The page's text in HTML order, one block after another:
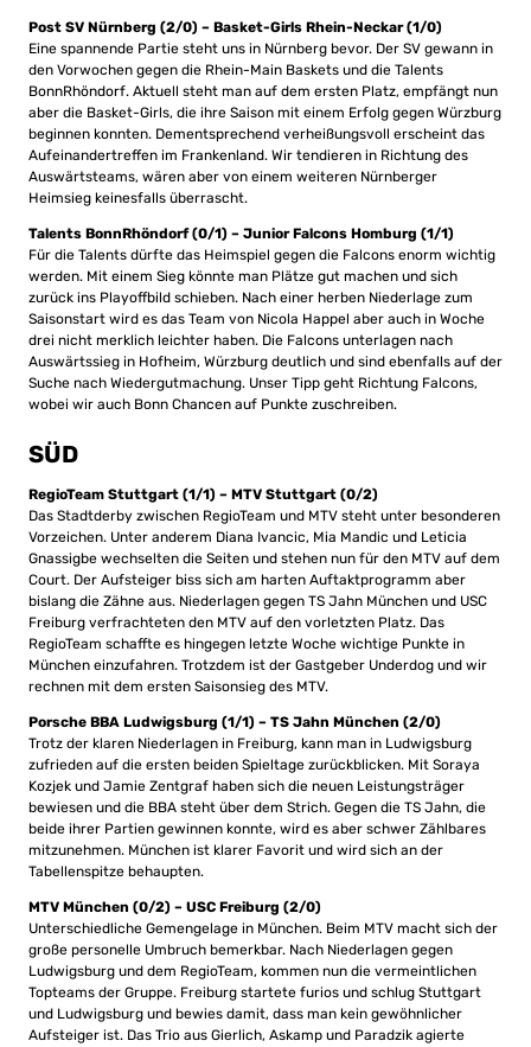
Post SV Nürnberg (2/0) – Basket-Girls Rhein-Neckar (1/0)
Eine spannende Partie steht uns in Nürnberg bevor. Der SV gewann in
den Vorwochen gegen die Rhein-Main Baskets und die Talents
BonnRhöndorf. Aktuell steht man auf dem ersten Platz, empfängt nun
aber die Basket-Girls, die ihre Saison mit einem Erfolg gegen Würzburg
beginnen konnten. Dementsprechend verheißungsvoll erscheint das
Aufeinandertreffen im Frankenland. Wir tendieren in Richtung des
Auswärtsteams, wären aber von einem weiteren Nürnberger
Heimsieg keinesfalls überrascht.
Talents BonnRhöndorf (0/1) – Junior Falcons Homburg (1/1)
Für die Talents dürfte das Heimspiel gegen die Falcons enorm wichtig
werden. Mit einem Sieg könnte man Plätze gut machen und sich
zurück ins Playoffbild schieben. Nach einer herben Niederlage zum
Saisonstart wird es das Team von Nicola Happel aber auch in Woche
drei nicht merklich leichter haben. Die Falcons unterlagen nach
Auswärtssieg in Hofheim, Würzburg deutlich und sind ebenfalls auf der
Suche nach Wiedergutmachung. Unser Tipp geht Richtung Falcons,
wobei wir auch Bonn Chancen auf Punkte zuschreiben.
SÜD
RegioTeam Stuttgart (1/1) – MTV Stuttgart (0/2)
Das Stadtderby zwischen RegioTeam und MTV steht unter besonderen
Vorzeichen. Unter anderem Diana Ivancic, Mia Mandic und Leticia
Gnassigbe wechselten die Seiten und stehen nun für den MTV auf dem
Court. Der Aufsteiger biss sich am harten Auftaktprogramm aber
bislang die Zähne aus. Niederlagen gegen TS Jahn München und USC
Freiburg verfrachteten den MTV auf den vorletzten Platz. Das
RegioTeam schaffte es hingegen letzte Woche wichtige Punkte in
München einzufahren. Trotzdem ist der Gastgeber Underdog und wir
rechnen mit dem ersten Saisonsieg des MTV.
Porsche BBA Ludwigsburg (1/1) – TS Jahn München (2/0)
Trotz der klaren Niederlagen in Freiburg, kann man in Ludwigsburg
zufrieden auf die ersten beiden Spieltage zurückblicken. Mit Soraya
Kozjek und Jamie Zentgraf haben sich die neuen Leistungsträger
bewiesen und die BBA steht über dem Strich. Gegen die TS Jahn, die
beide ihrer Partien gewinnen konnte, wird es aber schwer Zählbares
mitzunehmen. München ist klarer Favorit und wird sich an der
Tabellenspitze behaupten.
MTV München (0/2) – USC Freiburg (2/0)
Unterschiedliche Gemengelage in München. Beim MTV macht sich der
große personelle Umbruch bemerkbar. Nach Niederlagen gegen
Ludwigsburg und dem RegioTeam, kommen nun die vermeintlichen
Topteams der Gruppe. Freiburg startete furios und schlug Stuttgart
und Ludwigsburg und bewies damit, dass man kein gewöhnlicher
Aufsteiger ist. Das Trio aus Gierlich, Askamp und Paradzik agierte